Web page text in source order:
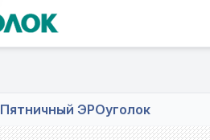
Пятничный ЭРОуголок